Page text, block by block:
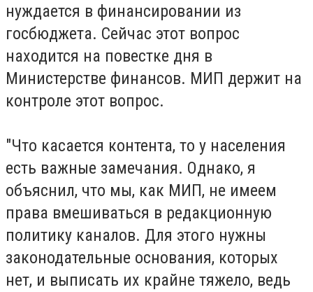
нуждается в финансировании из
госбюджета. Сейчас этот вопрос
находится на повестке дня в
Министерстве финансов. МИП держит на
контроле этот вопрос.
"Что касается контента, то у населения
есть важные замечания. Однако, я
объяснил, что мы, как МИП, не имеем
права вмешиваться в редакционную
политику каналов. Для этого нужны
законодательные основания, которых
нет, и выписать их крайне тяжело, ведь